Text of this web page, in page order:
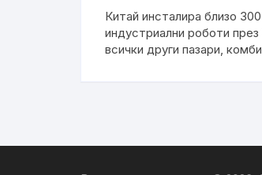
Китай инсталира близо
индустриални роботи през
всички други пазари,